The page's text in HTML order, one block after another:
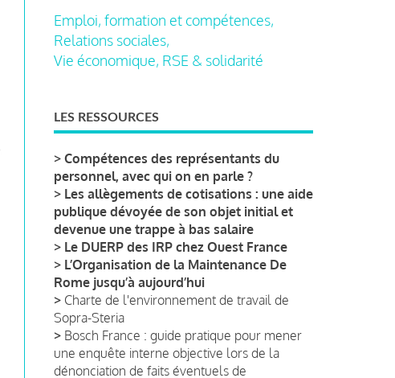
Emploi, formation et compétences,
Relations sociales,
Vie économique, RSE & solidarité
LES RESSOURCES
> Compétences des représentants du
personnel, avec qui on en parle ?
> Les allègements de cotisations : une aide
publique dévoyée de son objet initial et
devenue une trappe à bas salaire
> Le DUERP des IRP chez Ouest France
> L’Organisation de la Maintenance De
Rome jusqu’à aujourd’hui
> Charte de l'environnement de travail de
Sopra-Steria
> Bosch France : guide pratique pour mener
une enquête interne objective lors de la
dénonciation de faits éventuels de